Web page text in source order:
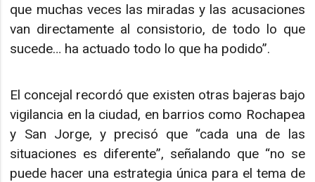
que muchas veces las miradas y las acusaciones
van directamente al consistorio, de todo lo que
sucede… ha actuado todo lo que ha podido”.
El concejal recordó que existen otras bajeras bajo
vigilancia en la ciudad, en barrios como Rochapea
y San Jorge, y precisó que “cada una de las
situaciones es diferente”, señalando que “no se
puede hacer una estrategia única para el tema de